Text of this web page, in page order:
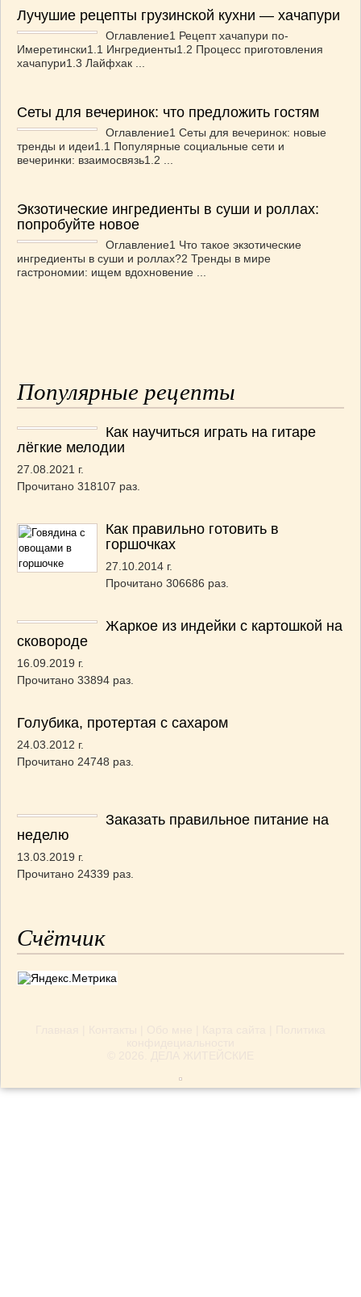
Лучушие рецепты грузинской кухни — хачапури
Оглавление1 Рецепт хачапури по-
Имеретински1.1 Ингредиенты1.2 Процесс приготовления
хачапури1.3 Лайфхак ...
Сеты для вечеринок: что предложить гостям
Оглавление1 Сеты для вечеринок: новые
тренды и идеи1.1 Популярные социальные сети и
вечеринки: взаимосвязь1.2 ...
Экзотические ингредиенты в суши и роллах:
попробуйте новое
Оглавление1 Что такое экзотические
ингредиенты в суши и роллах?2 Тренды в мире
гастрономии: ищем вдохновение ...
Популярные рецепты
Как научиться играть на гитаре
лёгкие мелодии
27.08.2021 г.
Прочитано 318107 раз.
Как правильно готовить в
горшочках
27.10.2014 г.
Прочитано 306686 раз.
Жаркое из индейки с картошкой на
сковороде
16.09.2019 г.
Прочитано 33894 раз.
Голубика, протертая с сахаром
24.03.2012 г.
Прочитано 24748 раз.
Заказать правильное питание на
неделю
13.03.2019 г.
Прочитано 24339 раз.
Счётчик